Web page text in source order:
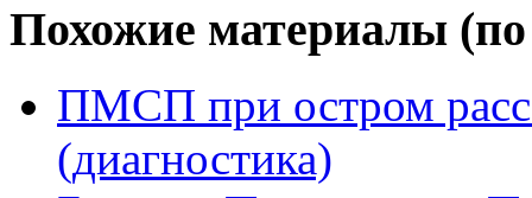
Похожие материалы (по
ПМСП при остром
(диагностика)